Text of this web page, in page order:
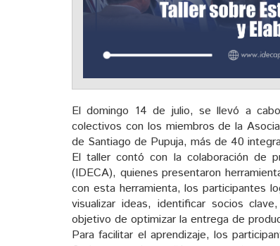
El domingo 14 de julio, se llevó a
colectivos con los miembros de la
de Santiago de Pupuja, más de 40
El taller contó con la colaboración de
(IDECA), quienes presentaron
con esta herramienta, los participantes
visualizar ideas, identificar socios
objetivo de optimizar la entrega de
Para facilitar el aprendizaje, los